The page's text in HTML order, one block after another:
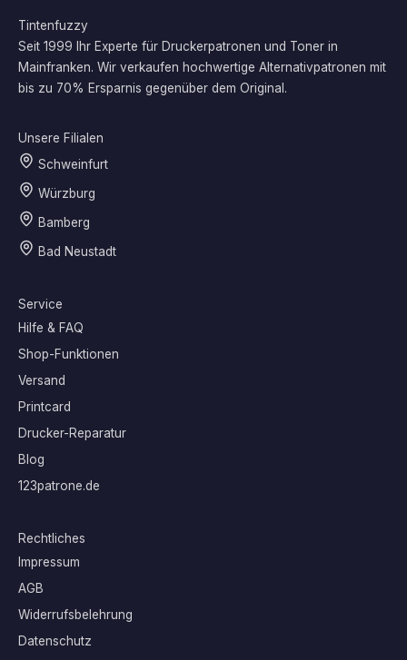
Tintenfuzzy
Seit 1999 Ihr Experte für Druckerpatronen und Toner in
Mainfranken. Wir verkaufen hochwertige Alternativpatronen mit
bis zu 70% Ersparnis gegenüber dem Original.
Unsere Filialen
Schweinfurt
Würzburg
Bamberg
Bad Neustadt
Service
Hilfe & FAQ
Shop-Funktionen
Versand
Printcard
Drucker-Reparatur
Blog
123patrone.de
Rechtliches
Impressum
AGB
Widerrufsbelehrung
Datenschutz